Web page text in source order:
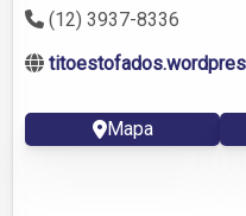
(12) 3937-8336
Mapa